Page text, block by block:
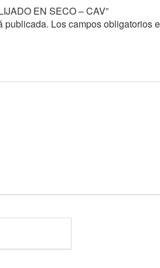
EN SECO – CAV”
publicada. Los campos obligatorios